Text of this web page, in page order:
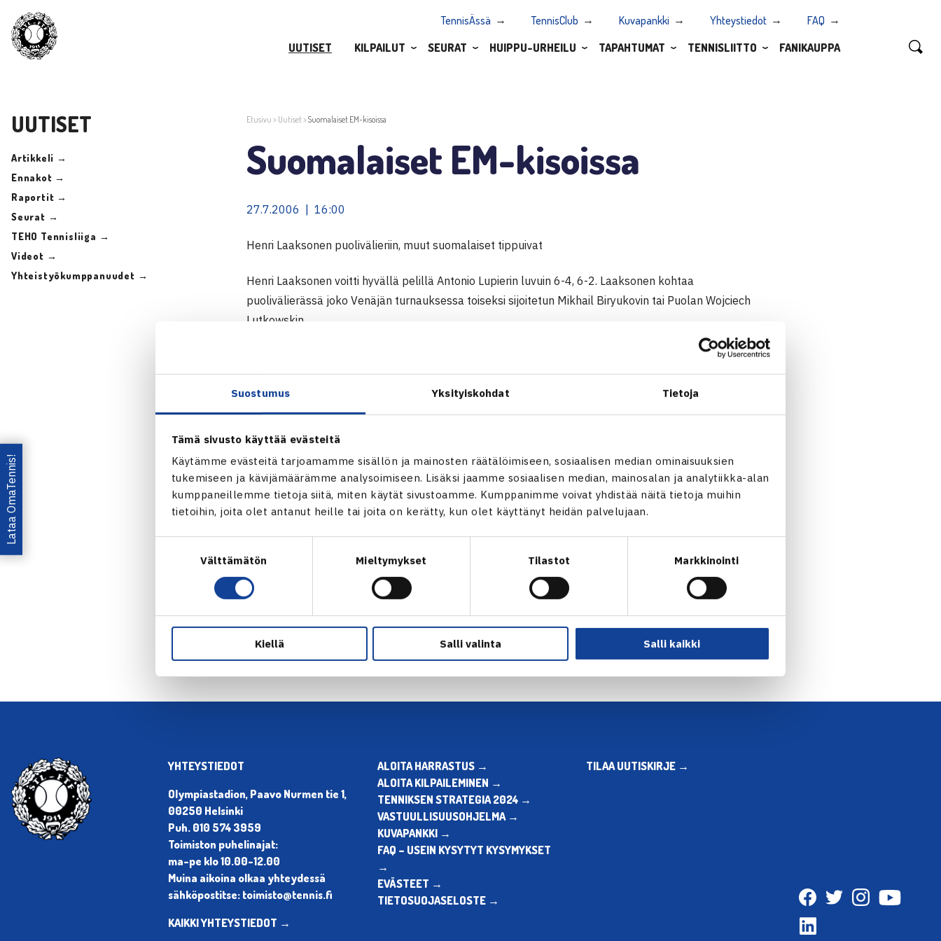
Suostumus Yksityiskohdat Tietoja
Tämä sivusto käyttää evästeitä
Käytämme evästeitä tarjoamamme sisällön ja mainosten räätälöimiseen, sosiaalisen median ominaisuuksien
tukemiseen ja kävijämäärämme analysoimiseen. Lisäksi jaamme sosiaalisen median, mainosalan ja analytiikka-alan
kumppaneillemme tietoja siitä, miten käytät sivustoamme. Kumppanimme voivat yhdistää näitä tietoja muihin
tietoihin, joita olet antanut heille tai joita on kerätty, kun olet käyttänyt heidän palvelujaan.
Välttämätön Mieltymykset Tilastot Markkinointi
Kiellä Salli valinta Salli kaikki
TennisÄssä TennisClub Kuvapankki Yhteystiedot
FAQ
UUTISET
KILPAILUT SEURAT HUIPPU-URHEILU TAPAHTUMAT TENNISLIITTO FANIKAUPPA
UUTISET
Artikkeli →
Ennakot →
Raportit →
Seurat →
TEHO Tennisliiga →
Videot →
Yhteistyökumppanuudet →
Etusivu > Uutiset>Suomalaiset EM-kisoissa
Suomalaiset EM-kisoissa
27.7.2006 | 16:00
Henri Laaksonen puolivälieriin, muut suomalaiset tippuivat
Henri Laaksonen voitti hyvällä pelillä Antonio Lupierin luvuin 6-4, 6-2. Laaksonen kohtaa
puolivälierässä joko Venäjän turnauksessa toiseksi sijoitetun Mikhail Biryukovin tai Puolan Wojciech
Lutkowskin.
Katariina Tuohimaa ylsi myös neljännesvälieriin voittamalla 13. sijoitetun Slovakian Michaela
Pochabovan. 16 pelaajan joukossa tuli kuitenkin noutaja turnauksen ykkössijoitettua Romanian
Mihaela Buzarnescua vastaan luvuin 6-2, 6-4.
Jaa:
Lataa OmaTennis!
YHTEYSTIEDOT
Olympiastadion, Paavo Nurmen tie 1,
00250 Helsinki
Puh. 010 574 3959
Toimiston puhelinajat:
ma-pe klo 10.00-12.00
Muina aikoina olkaa yhteydessä
sähköpostitse: toimisto@tennis.fi
KAIKKI YHTEYSTIEDOT →
ALOITA HARRASTUS →
ALOITA KILPAILEMINEN →
TENNIKSEN STRATEGIA 2024 →
VASTUULLISUUSOHJELMA →
KUVAPANKKI →
FAQ – USEIN KYSYTYT KYSYMYKSET
→
EVÄSTEET →
TIETOSUOJASELOSTE →
TILAA UUTISKIRJE →